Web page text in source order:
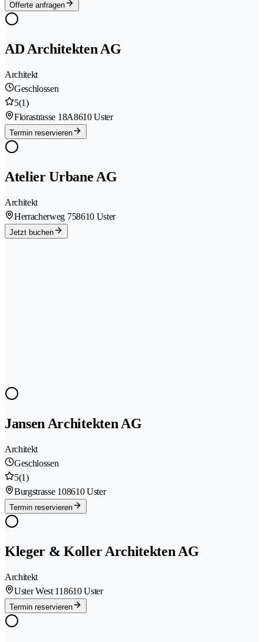
Offerte anfragen
AD Architekten AG
Architekt
Geschlossen
5(1)
Florastrasse 18A8610 Uster
Termin reservieren
Atelier Urbane AG
Architekt
Herracherweg 758610 Uster
Jetzt buchen
Jansen Architekten AG
Architekt
Geschlossen
5(1)
Burgstrasse 108610 Uster
Termin reservieren
Kleger & Koller Architekten AG
Architekt
Uster West 118610 Uster
Termin reservieren